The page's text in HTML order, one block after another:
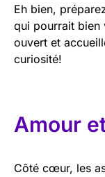
Eh bien,
qui pourrait bien
ouvert et
curiosité!
Amour
Côté cœur, les